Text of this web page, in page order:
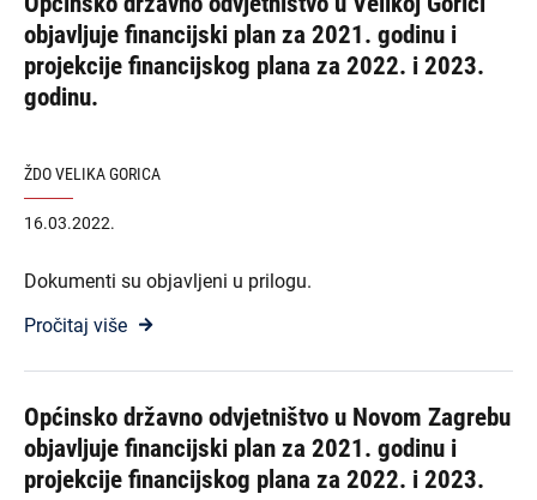
objavljuje financijski plan za 2021. godinu i
projekcije financijskog plana za 2022. i 2023.
godinu.
ŽDO VELIKA GORICA
16.03.2022.
Dokumenti su objavljeni u prilogu.
Pročitaj više
Općinsko državno odvjetništvo u Novom Zagrebu
objavljuje financijski plan za 2021. godinu i
projekcije financijskog plana za 2022. i 2023.